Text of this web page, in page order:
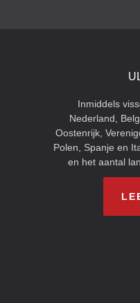
Inmiddels
Nederland,
Oostenrijk,
Polen, Spanje en
en het aantal